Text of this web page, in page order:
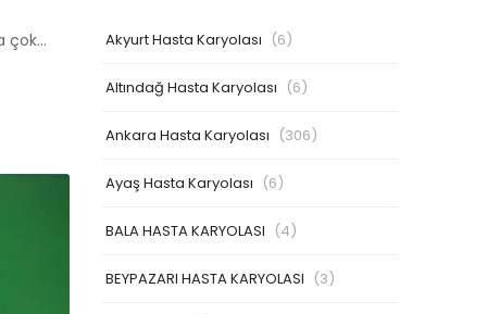
çok…
Akyurt Hasta Karyolası (6)
Altındağ Hasta Karyolası (6)
Ankara Hasta Karyolası (306)
Ayaş Hasta Karyolası (6)
BALA HASTA KARYOLASI (4)
BEYPAZARI HASTA KARYOLASI (3)